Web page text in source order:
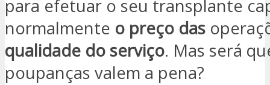
para efetuar o seu transplante
normalmente o preço das
qualidade do serviço. Mas será
poupanças valem a pena?